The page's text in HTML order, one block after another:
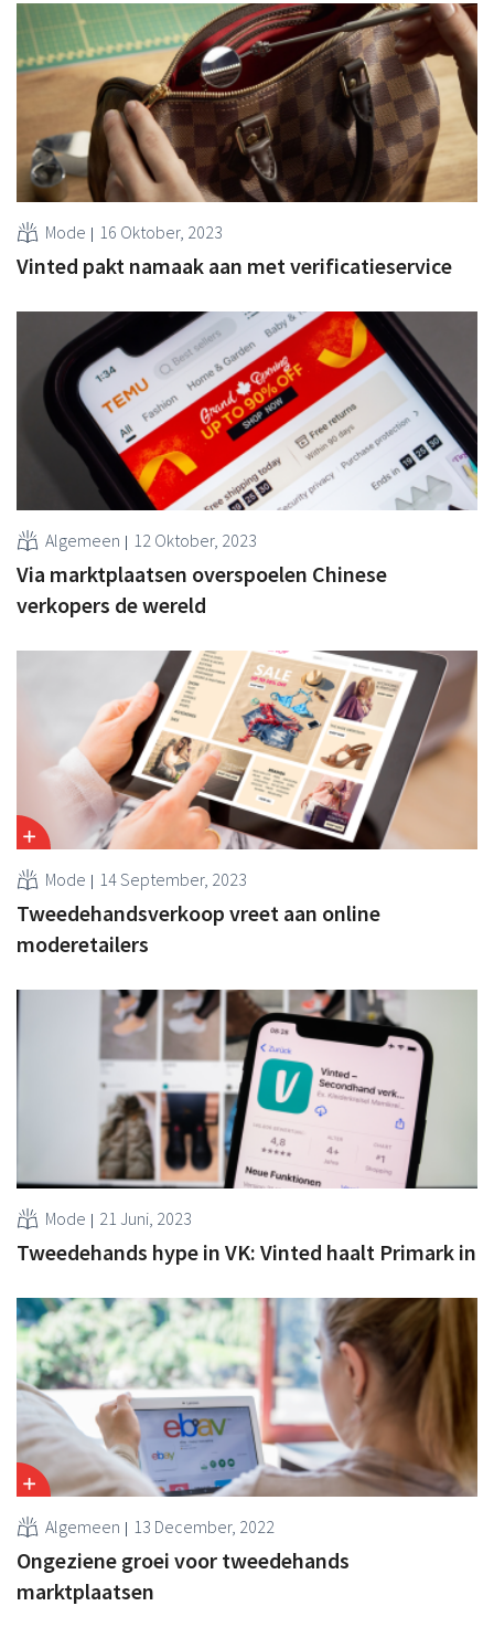
Mode 16 Oktober, 2023
Vinted pakt namaak aan met verificatieservice
Algemeen 12 Oktober, 2023
Via marktplaatsen overspoelen Chinese
verkopers de wereld
Mode 14 September, 2023
Tweedehandsverkoop vreet aan online
moderetailers
Mode 21 Juni, 2023
Tweedehands hype in VK: Vinted haalt Primark in
Algemeen 13 December, 2022
Ongeziene groei voor tweedehands
marktplaatsen